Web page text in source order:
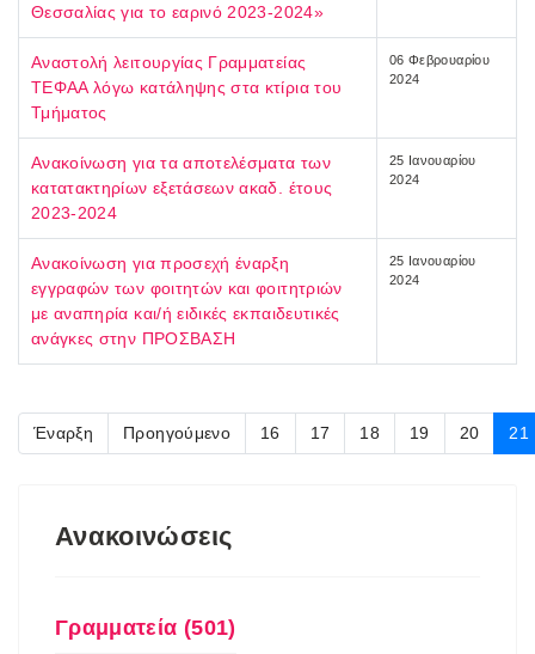
Θεσσαλίας για το εαρινό 2023-2024»
Αναστολή λειτουργίας Γραμματείας
ΤΕΦΑΑ λόγω κατάληψης στα κτίρια του
Τμήματος
06 Φεβρουαρίου
2024
Ανακοίνωση για τα αποτελέσματα των
κατατακτηρίων εξετάσεων ακαδ. έτους
2023-2024
25 Ιανουαρίου
2024
Ανακοίνωση για προσεχή έναρξη
εγγραφών των φοιτητών και φοιτητριών
με αναπηρία και/ή ειδικές εκπαιδευτικές
ανάγκες στην ΠΡΟΣΒΑΣΗ
25 Ιανουαρίου
2024
Έναρξη Προηγούμενο 16 17 18 19 20 21
Ανακοινώσεις
Γραμματεία (501)